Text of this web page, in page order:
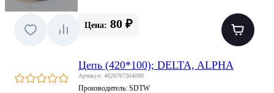
Цена: 80 ₽
Цепь (420*100); DELTA, ALPHA
Артикул: 4620767364090
Производитель: SDTW